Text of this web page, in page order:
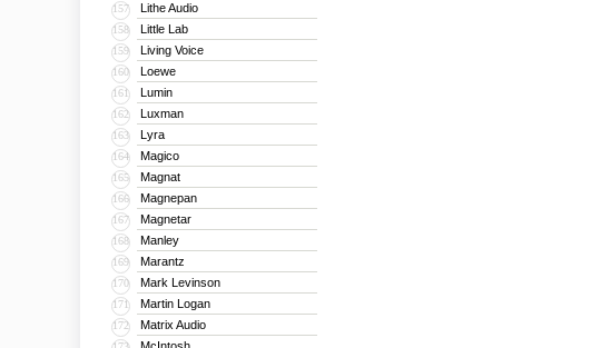
157 Lithe Audio
158 Little Lab
159 Living Voice
160 Loewe
161 Lumin
162 Luxman
163 Lyra
164 Magico
165 Magnat
166 Magnepan
167 Magnetar
168 Manley
169 Marantz
170 Mark Levinson
171 Martin Logan
172 Matrix Audio